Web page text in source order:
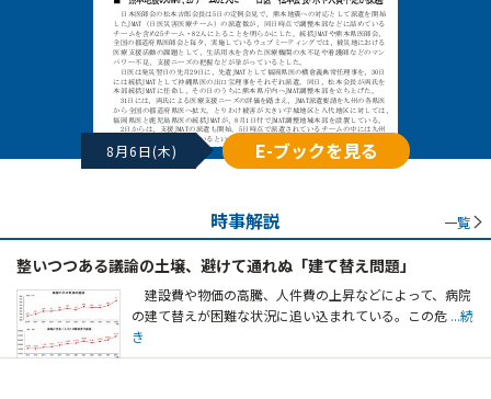
8月6日(木) E-ブックを見る
時事解説 一覧
整いつつある議論の土壌、避けて通れぬ「建て替え問題」
建設費や物価の高騰、人件費の上昇などによって、病院
の建て替えが困難な状況に追い込まれている。この危 ...続
き